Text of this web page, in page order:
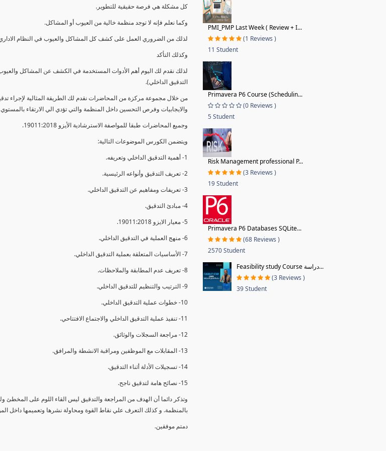
كل مشكلة هي فرصة حقيقية للتطوير.
وكما نعلم فإنه لا توجد منظمة خالية من العيوب أو المشاكل.
لذلك من الضروري العمل على كشف كل المشاكل والعيوب في النظام الاداري
وكذلك التأكد
لذلك نقدم لك اليوم أهم الأدوات المستخدمة في الكشف عن المشاكل
التدقيق الداخلي).
من خلال مجموعة مركزة من المحاضرات نقدم لك الطريقة المثالية لإجراء
والايجابيات وفرص التحسين داخل المنظمة والتي تؤدي الي الارتقاء
وجميع المحاضرات طبقا للمواصفة الاسترشادية الأيزو 19011:2018.
ويتضمن الكورس الموضوعات التالية:
1- أهمية التدقيق الداخلي وتعريفه.
2- تعريف التدقيق وأنواعه الرئيسية.
3- تعريفات ومفاهيم عن التدقيق الداخلي.
4- مبادئ التدقيق.
5- معيار الايزو 19011:2018.
6- منهج العملية في التدقيق الداخلي.
7- الأساسيات المتعلقة بعملية التدقيق الداخلي.
8- تعريف عدم المطابقة والملاحظات.
9- الترتيب والتنظيم للتدقيق الداخلي.
10- خطوات عملية التدقيق الداخلي.
11- تنفيذ عملية التدقيق الداخلي والاجتماع الافتتاحي.
12- مراجعة السجلات والوثائق.
13- المقابلات مع الموظفين ومراقبة الانشطة والمرافق.
14- تسجيلات الأدلة أثناء التدقيق.
15- نصائح هامة لتدقيق ناجح.
وتذكر دائما أن الهدف من المراجعة والتدقيق ليس القاء اللوم على
بالمنظمة. و كذلك التعرف علي نقاط القوة ومحاولة نشرها وتعميمها داخل
دمتم موفقين.
PMI_PMP Last Week ( Review + I...
(1 Reviews )
11 Student
Primavera P6 Course (Schedulin...
(0 Reviews )
5 Student
Risk Management professional P...
(3 Reviews )
19 Student
Primavera P6 Databases SQLite...
(68 Reviews )
2570 Student
Feasibility study Course دراسة...
(3 Reviews )
39 Student